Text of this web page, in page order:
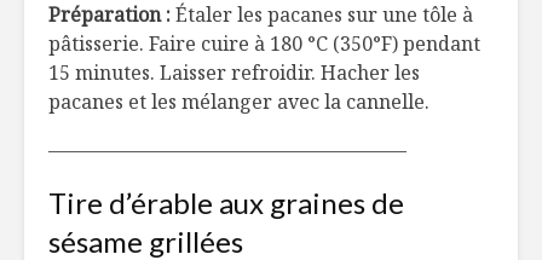
Préparation :Étaler les pacanes sur une tôle à
pâtisserie. Faire cuire à 180 °C (350°F) pendant
15 minutes. Laisser refroidir. Hacher les
pacanes et les mélanger avec la cannelle.
——————————————————–
Tire d’érable aux graines de
sésame grillées